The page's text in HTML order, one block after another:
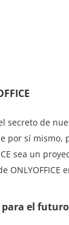
secreto de
por sí mismo,
sea un
ONLYOFFICE
para el futuro